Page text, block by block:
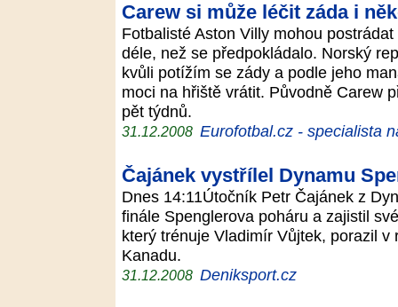
Carew si může léčit záda i
Fotbalisté Aston Villy mohou
déle, než se předpokládalo. Norský
kvůli potížím se zády a podle jeho
moci na hřiště vrátit. Původně Carew
pět týdnů.
31.12.2008 Eurofotbal.cz - specialista
Čajánek vystřílel Dynamu
Dnes 14:11Útočník Petr Čajánek z
finále Spenglerova poháru a zajistil
který trénuje Vladimír Vůjtek, porazil
Kanadu.
31.12.2008 Deniksport.cz